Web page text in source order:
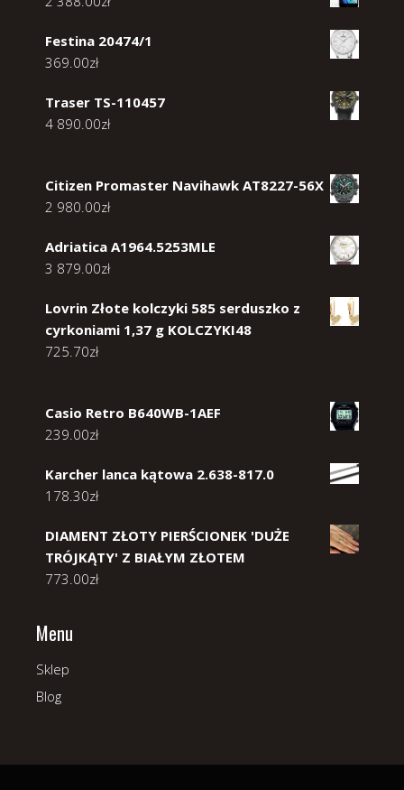
Festina 20474/1
369.00zł
Traser TS-110457
4 890.00zł
Citizen Promaster Navihawk AT8227-56X
2 980.00zł
Adriatica A1964.5253MLE
3 879.00zł
Lovrin Złote kolczyki 585 serduszko z
cyrkoniami 1,37 g KOLCZYKI48
725.70zł
Casio Retro B640WB-1AEF
239.00zł
Karcher lanca kątowa 2.638-817.0
178.30zł
DIAMENT ZŁOTY PIERŚCIONEK 'DUŻE
TRÓJKĄTY' Z BIAŁYM ZŁOTEM
773.00zł
Menu
Sklep
Blog